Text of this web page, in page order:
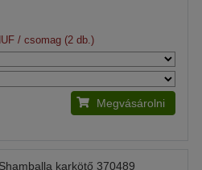
/ csomag (2 db.)
Megvásárolni
karkötő 370489